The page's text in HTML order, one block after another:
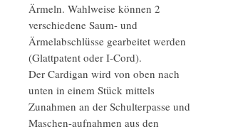
Ärmeln. Wahlweise können 2
verschiedene Saum- und
Ärmelabschlüsse gearbeitet werden
(Glattpatent oder I-Cord).
Der Cardigan wird von oben nach
unten in einem Stück mittels
Zunahmen an der Schulterpasse und
Maschen-aufnahmen aus den